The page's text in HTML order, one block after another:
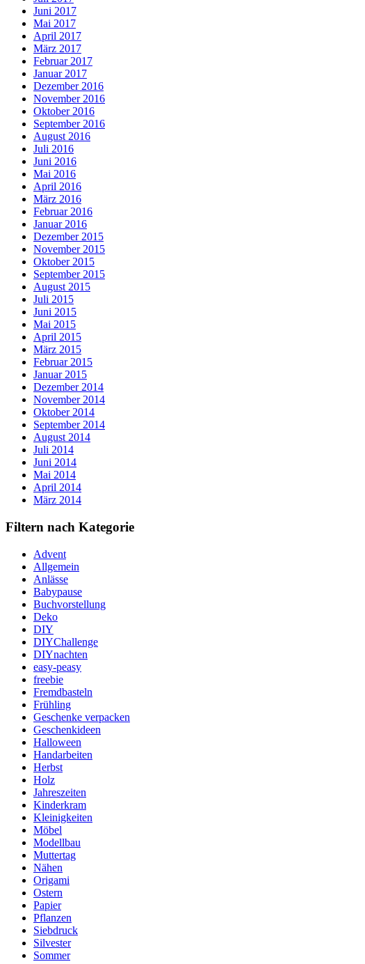
Juni 2017
Mai 2017
April 2017
März 2017
Februar 2017
Januar 2017
Dezember 2016
November 2016
Oktober 2016
September 2016
August 2016
Juli 2016
Juni 2016
Mai 2016
April 2016
März 2016
Februar 2016
Januar 2016
Dezember 2015
November 2015
Oktober 2015
September 2015
August 2015
Juli 2015
Juni 2015
Mai 2015
April 2015
März 2015
Februar 2015
Januar 2015
Dezember 2014
November 2014
Oktober 2014
September 2014
August 2014
Juli 2014
Juni 2014
Mai 2014
April 2014
März 2014
Filtern nach Kategorie
Advent
Allgemein
Anlässe
Babypause
Buchvorstellung
Deko
DIY
DIYChallenge
DIYnachten
easy-peasy
freebie
Fremdbasteln
Frühling
Geschenke verpacken
Geschenkideen
Halloween
Handarbeiten
Herbst
Holz
Jahreszeiten
Kinderkram
Kleinigkeiten
Möbel
Modellbau
Muttertag
Nähen
Origami
Ostern
Papier
Pflanzen
Siebdruck
Silvester
Sommer